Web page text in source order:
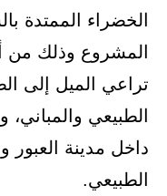
الخضراء الممتدة
المشروع وذلك من
تراعي الميل إلى
داخل مدينة
الطبيعي.